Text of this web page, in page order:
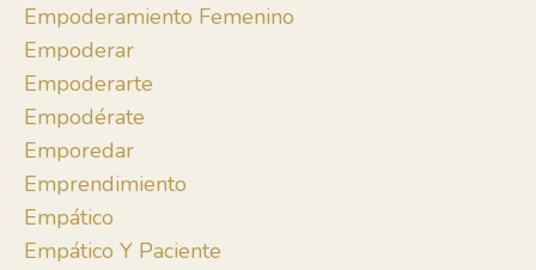
Empoderamiento Femenino
Empoderar
Empoderarte
Empodérate
Emporedar
Emprendimiento
Empático
Empático Y Paciente